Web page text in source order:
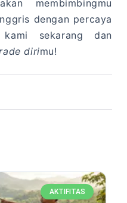
membimbingmu
dengan percaya
sekarang dan
dirimu!
AKTIFITAS